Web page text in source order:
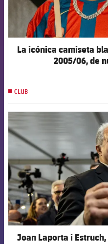
La icónica camiseta
2005/06, de
CLUB
Joan Laporta i